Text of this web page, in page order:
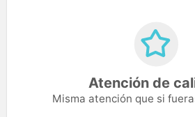
Atención de
Misma atención que si